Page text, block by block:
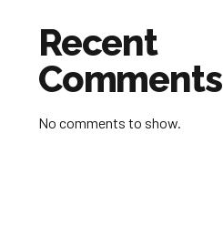
Recent
Comments
No comments to show.